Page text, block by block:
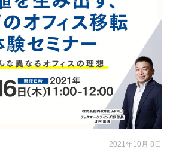
2021年10月 8日